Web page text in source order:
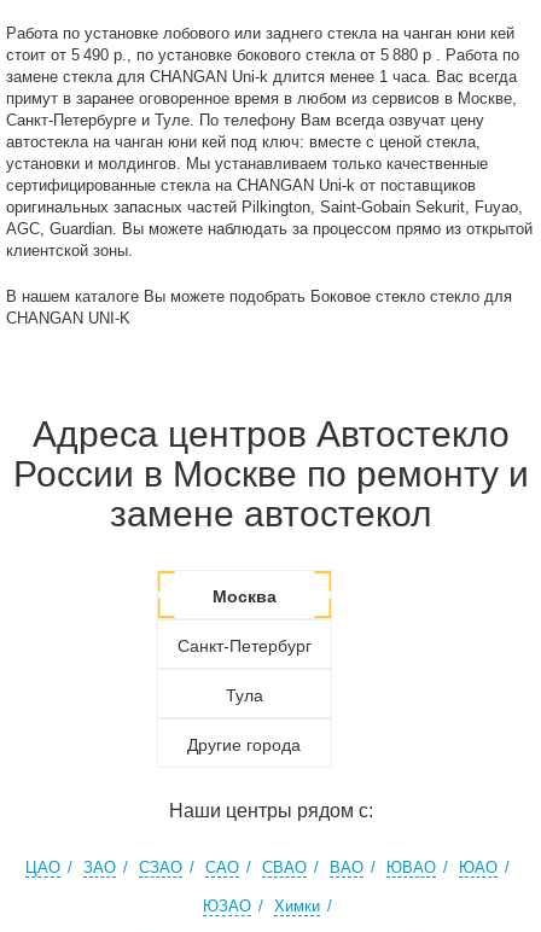
Работа по установке лобового или заднего стекла на чанган юни кей
стоит от 5 490 р., по установке бокового стекла от 5 880 р . Работа по
замене стекла для CHANGAN Uni-k длится менее 1 часа. Вас всегда
примут в заранее оговоренное время в любом из сервисов в Москве,
Санкт-Петербурге и Туле. По телефону Вам всегда озвучат цену
автостекла на чанган юни кей под ключ: вместе с ценой стекла,
установки и молдингов. Мы устанавливаем только качественные
сертифицированные стекла на CHANGAN Uni-k от поставщиков
оригинальных запасных частей Pilkington, Saint-Gobain Sekurit, Fuyao,
AGC, Guardian. Вы можете наблюдать за процессом прямо из открытой
клиентской зоны.
В нашем каталоге Вы можете подобрать Боковое стекло стекло для
CHANGAN UNI-K
Адреса центров Автостекло
России в Москве по ремонту и
замене автостекол
Москва
Санкт-Петербург
Тула
Другие города
Наши центры рядом с:
ЦАО ЗАО СЗАО САО СВАО ВАО ЮВАО ЮАО
ЮЗАО Химки